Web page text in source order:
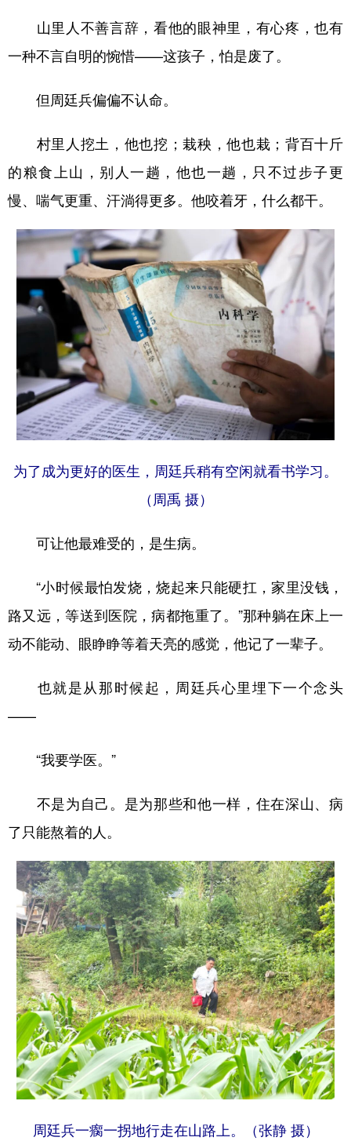
山里人不善言辞，看他的眼神里，有心疼，也有
一种不言自明的惋惜——这孩子，怕是废了。
但周廷兵偏偏不认命。
村里人挖土，他也挖；栽秧，他也栽；背百十斤
的粮食上山，别人一趟，他也一趟，只不过步子更
慢、喘气更重、汗淌得更多。他咬着牙，什么都干。
为了成为更好的医生，周廷兵稍有空闲就看书学习。
（周禹 摄）
可让他最难受的，是生病。
“小时候最怕发烧，烧起来只能硬扛，家里没钱，
路又远，等送到医院，病都拖重了。”那种躺在床上一
动不能动、眼睁睁等着天亮的感觉，他记了一辈子。
也就是从那时候起，周廷兵心里埋下一个念头
——
“我要学医。”
不是为自己。是为那些和他一样，住在深山、病
了只能熬着的人。
周廷兵一瘸一拐地行走在山路上。（张静 摄）